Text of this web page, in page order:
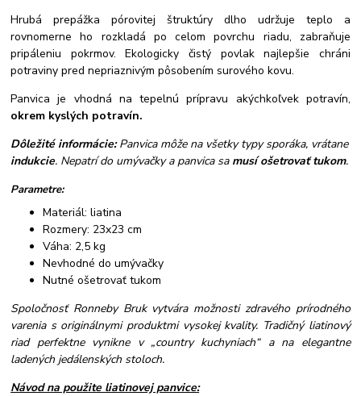
Hrubá prepážka pórovitej štruktúry dlho udržuje teplo a
rovnomerne ho rozkladá po celom povrchu riadu, zabraňuje
pripáleniu pokrmov. Ekologicky čistý povlak najlepšie chráni
potraviny pred nepriaznivým pôsobením surového kovu.
Panvica je vhodná na tepelnú prípravu akýchkoľvek potravín,
okrem kyslých potravín.
Dôležité informácie:Panvica môže na všetky typy sporáka, vrátane
indukcie. Nepatrí do umývačky a panvica sa musí ošetrovať tukom.
Parametre:
Materiál: liatina
Rozmery: 23x23 cm
Váha: 2,5 kg
Nevhodné do umývačky
Nutné ošetrovať tukom
Spoločnosť Ronneby Bruk vytvára možnosti zdravého prírodného
varenia s originálnymi produktmi vysokej kvality. Tradičný liatinový
riad perfektne vynikne v „country kuchyniach“ a na elegantne
ladených jedálenských stoloch.
Návod na použite liatinovej panvice: